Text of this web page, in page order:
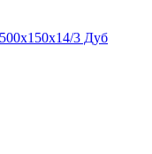
3 Дуб